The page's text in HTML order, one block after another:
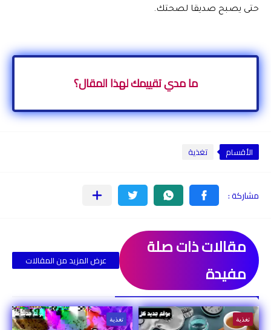
حتى يصبح صديقا لصحتك.
ما مدي تقييمك لهذا المقال؟
الأقسام تغذية
مقالات ذات صلة
مفيدة
عرض المزيد من المقالات
تغذية تغذية